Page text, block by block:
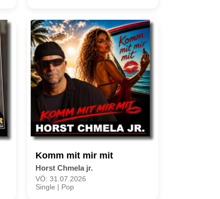
Komm mit mir mit
Horst Chmela jr.
VÖ: 31.07.2026
Single | Pop